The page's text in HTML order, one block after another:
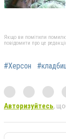
Якщо ви помітили
повідомити про це
#Херсон
Авторизуйтесь,